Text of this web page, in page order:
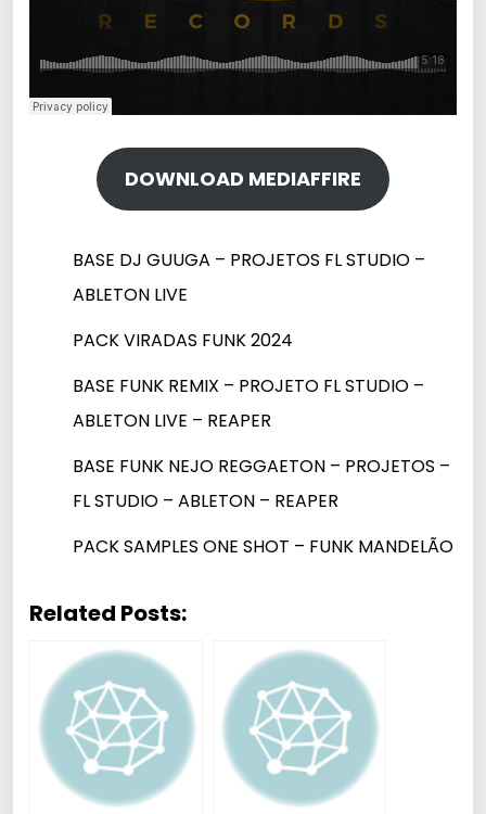
DOWNLOAD MEDIAFFIRE
BASE DJ GUUGA – PROJETOS FL STUDIO –
ABLETON LIVE
PACK VIRADAS FUNK 2024
BASE FUNK REMIX – PROJETO FL STUDIO –
ABLETON LIVE – REAPER
BASE FUNK NEJO REGGAETON – PROJETOS –
FL STUDIO – ABLETON – REAPER
PACK SAMPLES ONE SHOT – FUNK MANDELÃO
Related Posts: